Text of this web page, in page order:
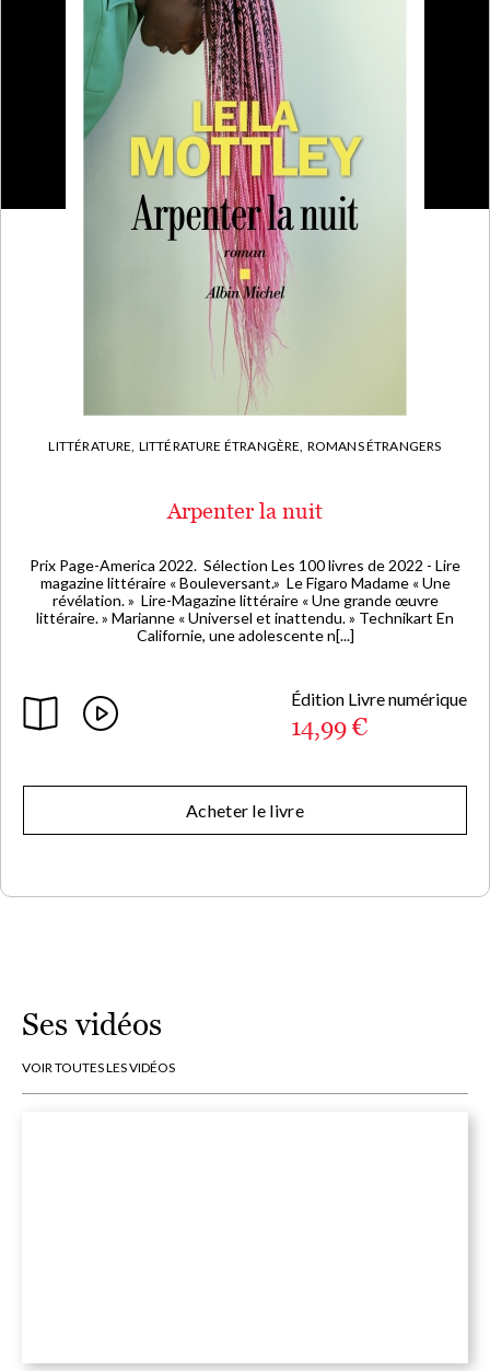
LITTÉRATURE, LITTÉRATURE ÉTRANGÈRE, ROMANS ÉTRANGERS
Arpenter la nuit
Prix Page-America 2022. Sélection Les 100 livres de 2022 - Lire
magazine littéraire « Bouleversant.» Le Figaro Madame « Une
révélation. » Lire-Magazine littéraire « Une grande œuvre
littéraire. » Marianne « Universel et inattendu. » Technikart En
Californie, une adolescente n[...]
Édition Livre numérique
14,99 €
Acheter le livre
Ses vidéos
VOIR TOUTES LES VIDÉOS